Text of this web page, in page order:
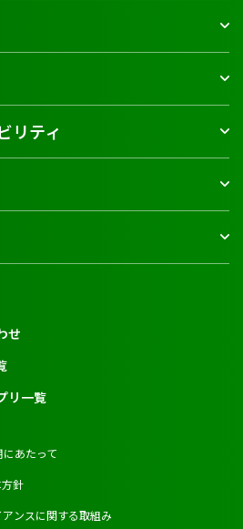
リティ
せ
リ一覧
あたって
針
ンスに関する取組み